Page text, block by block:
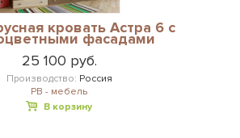
кровать Астра 6 с
фасадами
25 100 руб.
Производство: Россия
РВ - мебель
В корзину